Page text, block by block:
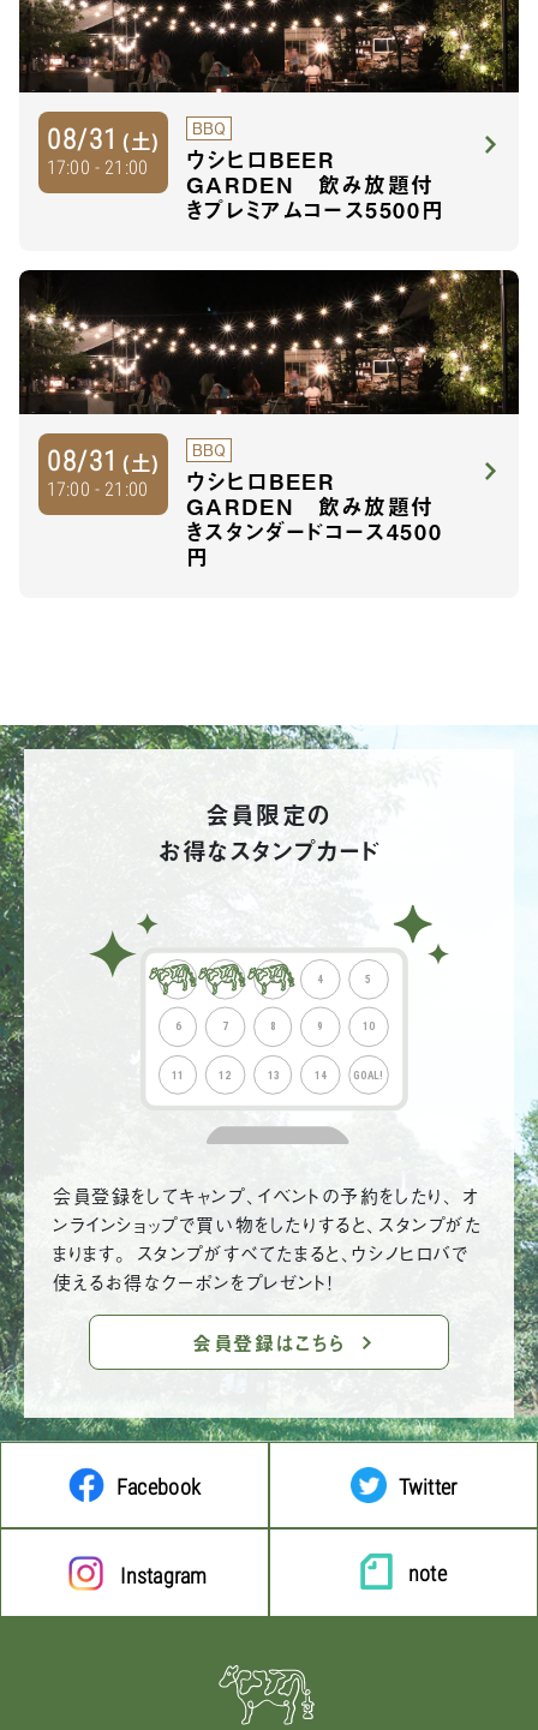
08/31 (土)
17:00 - 21:00
BBQ
ウシヒロBEER
GARDEN 飲み放題付
きプレミアムコース5500円
08/31 (土)
17:00 - 21:00
BBQ
ウシヒロBEER
GARDEN 飲み放題付
きスタンダードコース4500
円
会員限定の
お得なスタンプカード
会員登録をしてキャンプ、イベントの予約をしたり、 オ
ンラインショップで買い物をしたりすると、スタンプがた
まります。 スタンプがすべてたまると、ウシノヒロバで
使えるお得なクーポンをプレゼント！
会員登録はこちら
Facebook Twitter
Instagram note